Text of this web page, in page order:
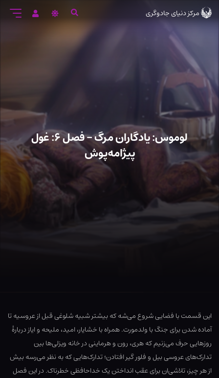
ورود
به
مرکز دنیای جادوگری
لوموس: یادگاران مرگ – فصل ۶: غول
پیژامه‌پوش
این قسمت با فضایی شروع می‌شه که بیشتر شبیه شلوغی قبل از عروسیه تا
آماده شدن برای جنگ با ولدمورت. همراه با خشایار، امید، ملیحه و ایاز دربارهٔ
روزهایی حرف می‌زنیم که هری، رون و هرماینی در خانه ویزلی‌ها بین
تدارک‌های عروسی بیل و فلور گیر افتادن؛ تدارک‌هایی که به نظر می‌رسه بیش
از هر چیز، تلاشی‌ان برای عقب انداختن یک خداحافظی خطرناک. در این فصل